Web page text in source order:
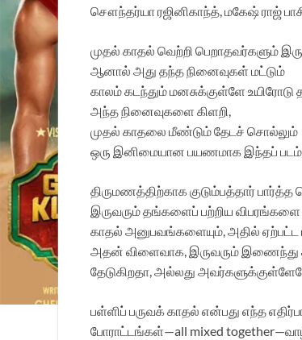
சௌந்தர்யா ரஜினிகாந்த், மகேஷ் ராஜ்
முதல் காதல் வெற்றி பெறாதவர்களும்
ஆனால் அது தந்த நினைவுகள் மட்டும்
காலம் கடந்தும் மனசுக்குள்ளே உயிரோடு
அந்த நினைவுகளை கிளறி,
முதல் காதலை மீண்டும் தேடச் சொல்லும்
ஒரு இனிமையான பயணமாக இந்தப் படம்
திருமணத்திற்காக குடும்பத்தார்
இருவரும் தங்களைப் பற்றிய
காதல் அனுபவங்களையும், அதில் ஏற்பட்ட
அதன் விளைவாக, இருவரும் இணைந்து
தேடுகிறதா, அல்லது
பள்ளிப் பருவக் காதல் என்பது எந்த
போராட்டங்கள்—all mixed